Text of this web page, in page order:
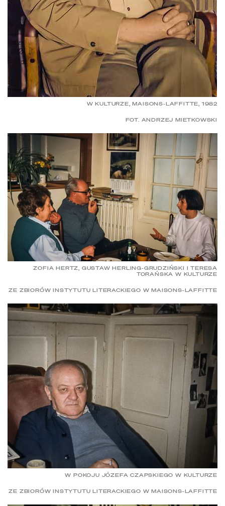
W KULTURZE, MAISONS-LAFFITTE, 1982
FOT. ANDRZEJ MIETKOWSKI
ZOFIA HERTZ, GUSTAW HERLING-GRUDZIŃSKI I TERESA
TORAŃSKA W KULTURZE
ZE ZBIORÓW INSTYTUTU LITERACKIEGO W MAISONS-LAFFITTE
W POKOJU JÓZEFA CZAPSKIEGO W KULTURZE
ZE ZBIORÓW INSTYTUTU LITERACKIEGO W MAISONS-LAFFITTE